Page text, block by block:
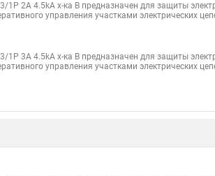
2A 4.5kA х-ка B предназначен для защиты
управления участками электрических
3A 4.5kA х-ка B предназначен для защиты
управления участками электрических